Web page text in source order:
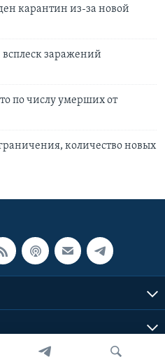
карантин из-за новой
заражений
по числу умерших от
количество новых